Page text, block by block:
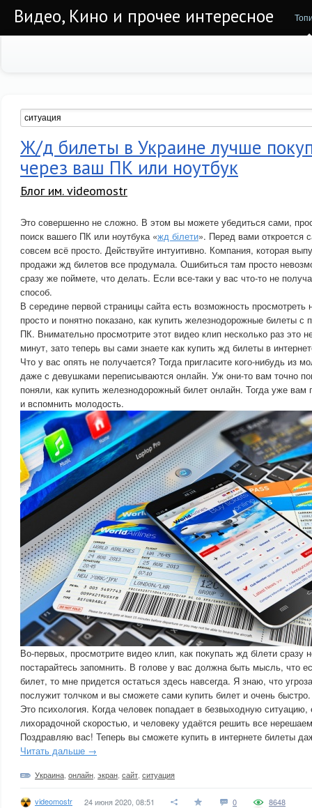
Видео, Кино и прочее интересное
Ж/д билеты в Украине лучше
через ваш ПК или ноутбук
Блог им. videomostr
Это совершенно не сложно. В этом вы можете убедиться сами,
поиск вашего ПК или ноутбука «жд білети». Перед вами откроется
совсем всё просто. Действуйте интуитивно. Компания, которая
продажи жд билетов все продумала. Ошибиться там просто
сразу же поймете, что делать. Если все-таки у вас что-то не
способ.
В середине первой страницы сайта есть возможность
просто и понятно показано, как купить железнодорожные билеты
ПК. Внимательно просмотрите этот видео клип несколько раз это
минут, зато теперь вы сами знаете как купить жд билеты в
Что у вас опять не получается? Тогда пригласите кого-нибудь из
даже с девушками переписываются онлайн. Уж они-то вам точно
поняли, как купить железнодорожный билет онлайн. Тогда уже вам
и вспомнить молодость.
Во-первых, просмотрите видео клип, как покупать жд бiлети сразу
постарайтесь запомнить. В голове у вас должна быть мысль, что
билет, то мне придется остаться здесь навсегда. Я знаю, что
послужит толчком и вы сможете сами купить билет и очень быстро.
Это психология. Когда человек попадает в безвыходную ситуацию,
лихорадочной скоростью, и человеку удаётся решить все
Поздравляю вас! Теперь вы сможете купить в интернете билеты
Читать дальше →
Украина онлайн экран сайт ситуация
videomostr 24 июня 2020, 08:51 0 8648